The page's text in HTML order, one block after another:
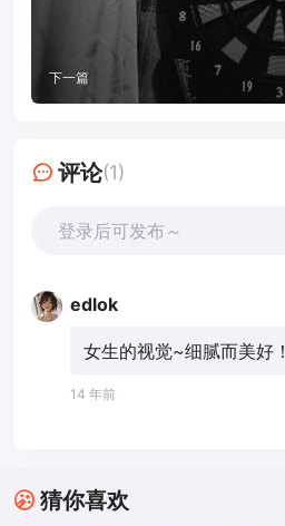
下一篇
评论(1)
登录后可发布～
edlok
女生的视觉~细腻而美好！
14 年前
猜你喜欢